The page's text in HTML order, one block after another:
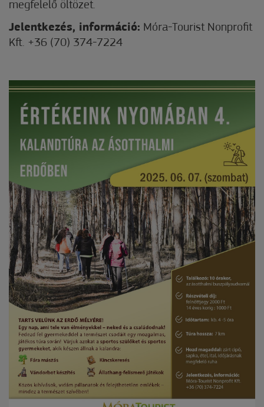
megfelelő öltözet.
Jelentkezés, információ: Móra-Tourist Nonprofit
Kft. +36 (70) 374-7224